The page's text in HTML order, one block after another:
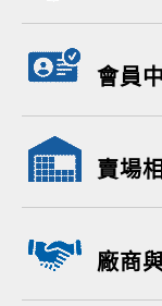
會員
賣場
廠商